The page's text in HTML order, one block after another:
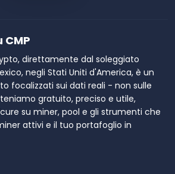
direttamente dal soleggiato
negli Stati Uniti d'America, è un
focalizzati sui dati reali - non sulle
gratuito, preciso e utile,
su miner, pool e gli strumenti che
attivi e il tuo portafoglio in